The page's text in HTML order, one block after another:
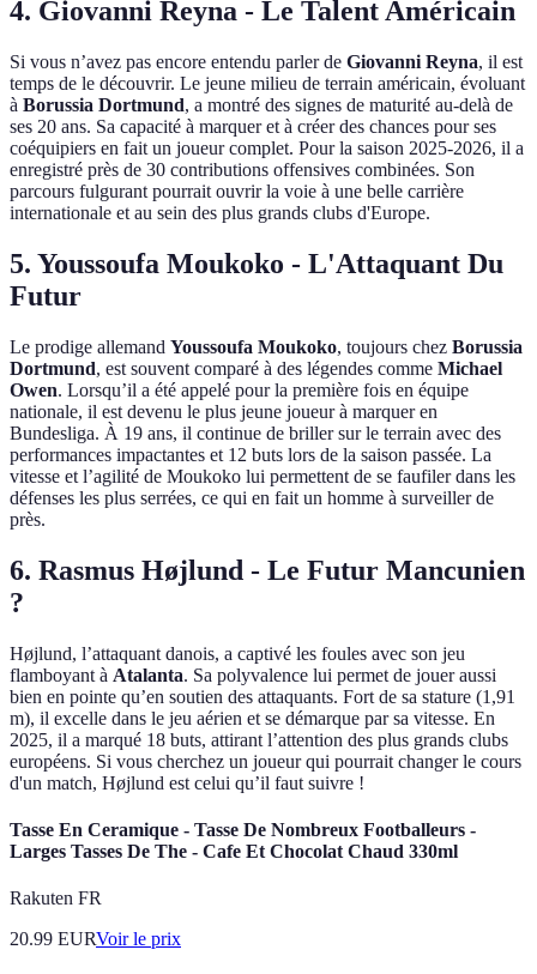
4. Giovanni Reyna - Le Talent Américain
Si vous n’avez pas encore entendu parler de Giovanni Reyna, il est
temps de le découvrir. Le jeune milieu de terrain américain, évoluant
à Borussia Dortmund, a montré des signes de maturité au-delà de
ses 20 ans. Sa capacité à marquer et à créer des chances pour ses
coéquipiers en fait un joueur complet. Pour la saison 2025-2026, il a
enregistré près de 30 contributions offensives combinées. Son
parcours fulgurant pourrait ouvrir la voie à une belle carrière
internationale et au sein des plus grands clubs d'Europe.
5. Youssoufa Moukoko - L'Attaquant Du
Futur
Le prodige allemand Youssoufa Moukoko, toujours chez Borussia
Dortmund, est souvent comparé à des légendes comme Michael
Owen. Lorsqu’il a été appelé pour la première fois en équipe
nationale, il est devenu le plus jeune joueur à marquer en
Bundesliga. À 19 ans, il continue de briller sur le terrain avec des
performances impactantes et 12 buts lors de la saison passée. La
vitesse et l’agilité de Moukoko lui permettent de se faufiler dans les
défenses les plus serrées, ce qui en fait un homme à surveiller de
près.
6. Rasmus Højlund - Le Futur Mancunien
?
Højlund, l’attaquant danois, a captivé les foules avec son jeu
flamboyant à Atalanta. Sa polyvalence lui permet de jouer aussi
bien en pointe qu’en soutien des attaquants. Fort de sa stature (1,91
m), il excelle dans le jeu aérien et se démarque par sa vitesse. En
2025, il a marqué 18 buts, attirant l’attention des plus grands clubs
européens. Si vous cherchez un joueur qui pourrait changer le cours
d'un match, Højlund est celui qu’il faut suivre !
Tasse En Ceramique - Tasse De Nombreux Footballeurs -
Larges Tasses De The - Cafe Et Chocolat Chaud 330ml
Rakuten FR
20.99 EURVoir le prix